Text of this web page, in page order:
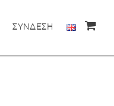
ΣΥΝΔΕΣΗ